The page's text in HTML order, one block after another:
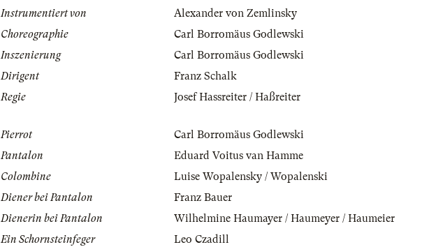
Instrumentiert von
Alexander von Zemlinsky
Choreographie
Carl Borromäus Godlewski
Inszenierung
Carl Borromäus Godlewski
Dirigent
Franz Schalk
Regie
Josef Hassreiter / Haßreiter
Pierrot
Carl Borromäus Godlewski
Pantalon
Eduard Voitus van Hamme
Colombine
Luise Wopalensky / Wopalenski
Diener bei Pantalon
Franz Bauer
Dienerin bei Pantalon
Wilhelmine Haumayer / Haumeyer / Haumeier
Ein Schornsteinfeger
Leo Czadill